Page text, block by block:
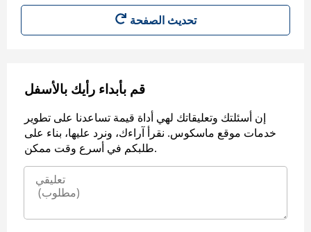
تحديث الصفحة
قم بأبداء رأيك بالأسفل
إن أسئلتك وتعليقاتك لهي أداة قيمة تساعدنا على تطوير
خدمات موقع ماسكوس. نقرأ آراءك، ونرد عليها، بناء على
طلبكم في أسرع وقت ممكن.